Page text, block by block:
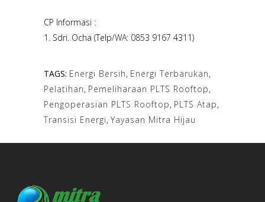
CP Informasi :
1. Sdri. Ocha (Telp/WA: 0853 9167 4311)
TAGS: Energi Bersih, Energi Terbarukan,
Pelatihan, Pemeliharaan PLTS Rooftop,
Pengoperasian PLTS Rooftop, PLTS Atap,
Transisi Energi, Yayasan Mitra Hijau